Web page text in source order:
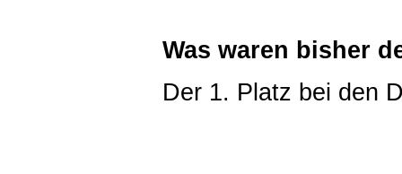
Was waren bisher
Der 1. Platz bei den